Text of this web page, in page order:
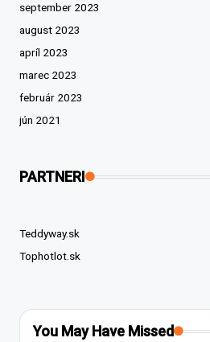
september 2023
august 2023
apríl 2023
marec 2023
február 2023
jún 2021
PARTNERI
Teddyway.sk
Tophotlot.sk
You May Have Missed